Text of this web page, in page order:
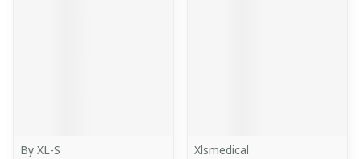
By XL-S
Xlsmedical